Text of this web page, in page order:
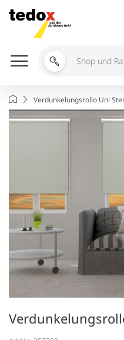
Inhalt
springen
Shop
durchsuchen
StartseiteVerdunkelungsrollo Uni